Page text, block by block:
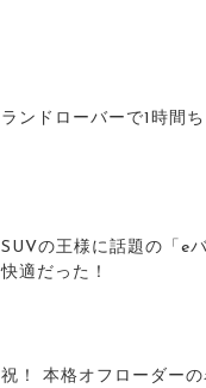
ランドローバーで1時間
SUVの王様に話題の「e
快適だった！
祝！ 本格オフローダー